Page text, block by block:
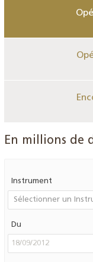
En millions de
Instrument
Du